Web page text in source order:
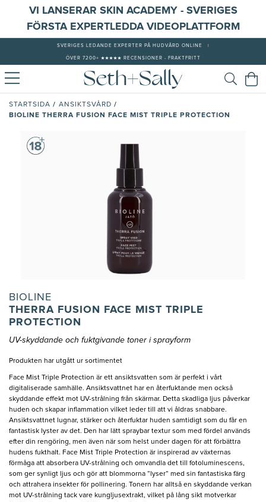
VI LANSERAR SKIN ACADEMY - SVERIGES
FÖRSTA EXPERTLEDDA VIDEOPLATTFORM
SVERIGES LEDANDE EXPERTER PÅ HUDVÅRD ONLINE
ÖVER 7200+ ★★★★★ RECENSIONER - FRAKTFRITT
STARTSIDA / ANSIKTSVÅRD /
BIOLINE THERRA FUSION FACE MIST TRIPLE PROTECTION
BIOLINE
THERRA FUSION FACE MIST TRIPLE
PROTECTION
UV-skyddande och fuktgivande toner i sprayform
Produkten har utgått ur sortimentet
Face Mist Triple Protection är ett ansiktsvatten som är perfekt i vårt
digitaliserade samhälle. Ansiktsvattnet har en återfuktande men också
skyddande effekt mot UV-strålning från skärmar. Detta skadliga ljus påverkar
huden och skapar inflammation vilket leder till att vi åldras snabbare.
Ansiktsvattnet lugnar, stärker och återfuktar huden samtidigt som du får en
fantastisk lyster av det. Den har lätt spraybar textur som med fördel används
efter din rengöring, men även när som helst under dagen för att förbättra
hudens fukthalt. Face Mist Triple Protection är inspirerad av växternas
förmåga att absorbera UV-strålning och omvandla det till fotoluminescens,
som ger synligt ljus och gör att blommorna ”lyser” med sin fantastiska färg
och attrahera insekter för pollinering. Tonern har alltså en skyddande verkan
mot UV-strålning tack vare kungljusextrakt, vilket på lång sikt motverkar